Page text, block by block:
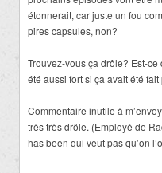
étonnerait, car juste un fou
pires capsules, non?
Trouvez-vous ça drôle? Est-
été aussi fort si ça avait été fait
Commentaire inutile à
très très drôle. (Employé de
has been qui veut pas qu’on